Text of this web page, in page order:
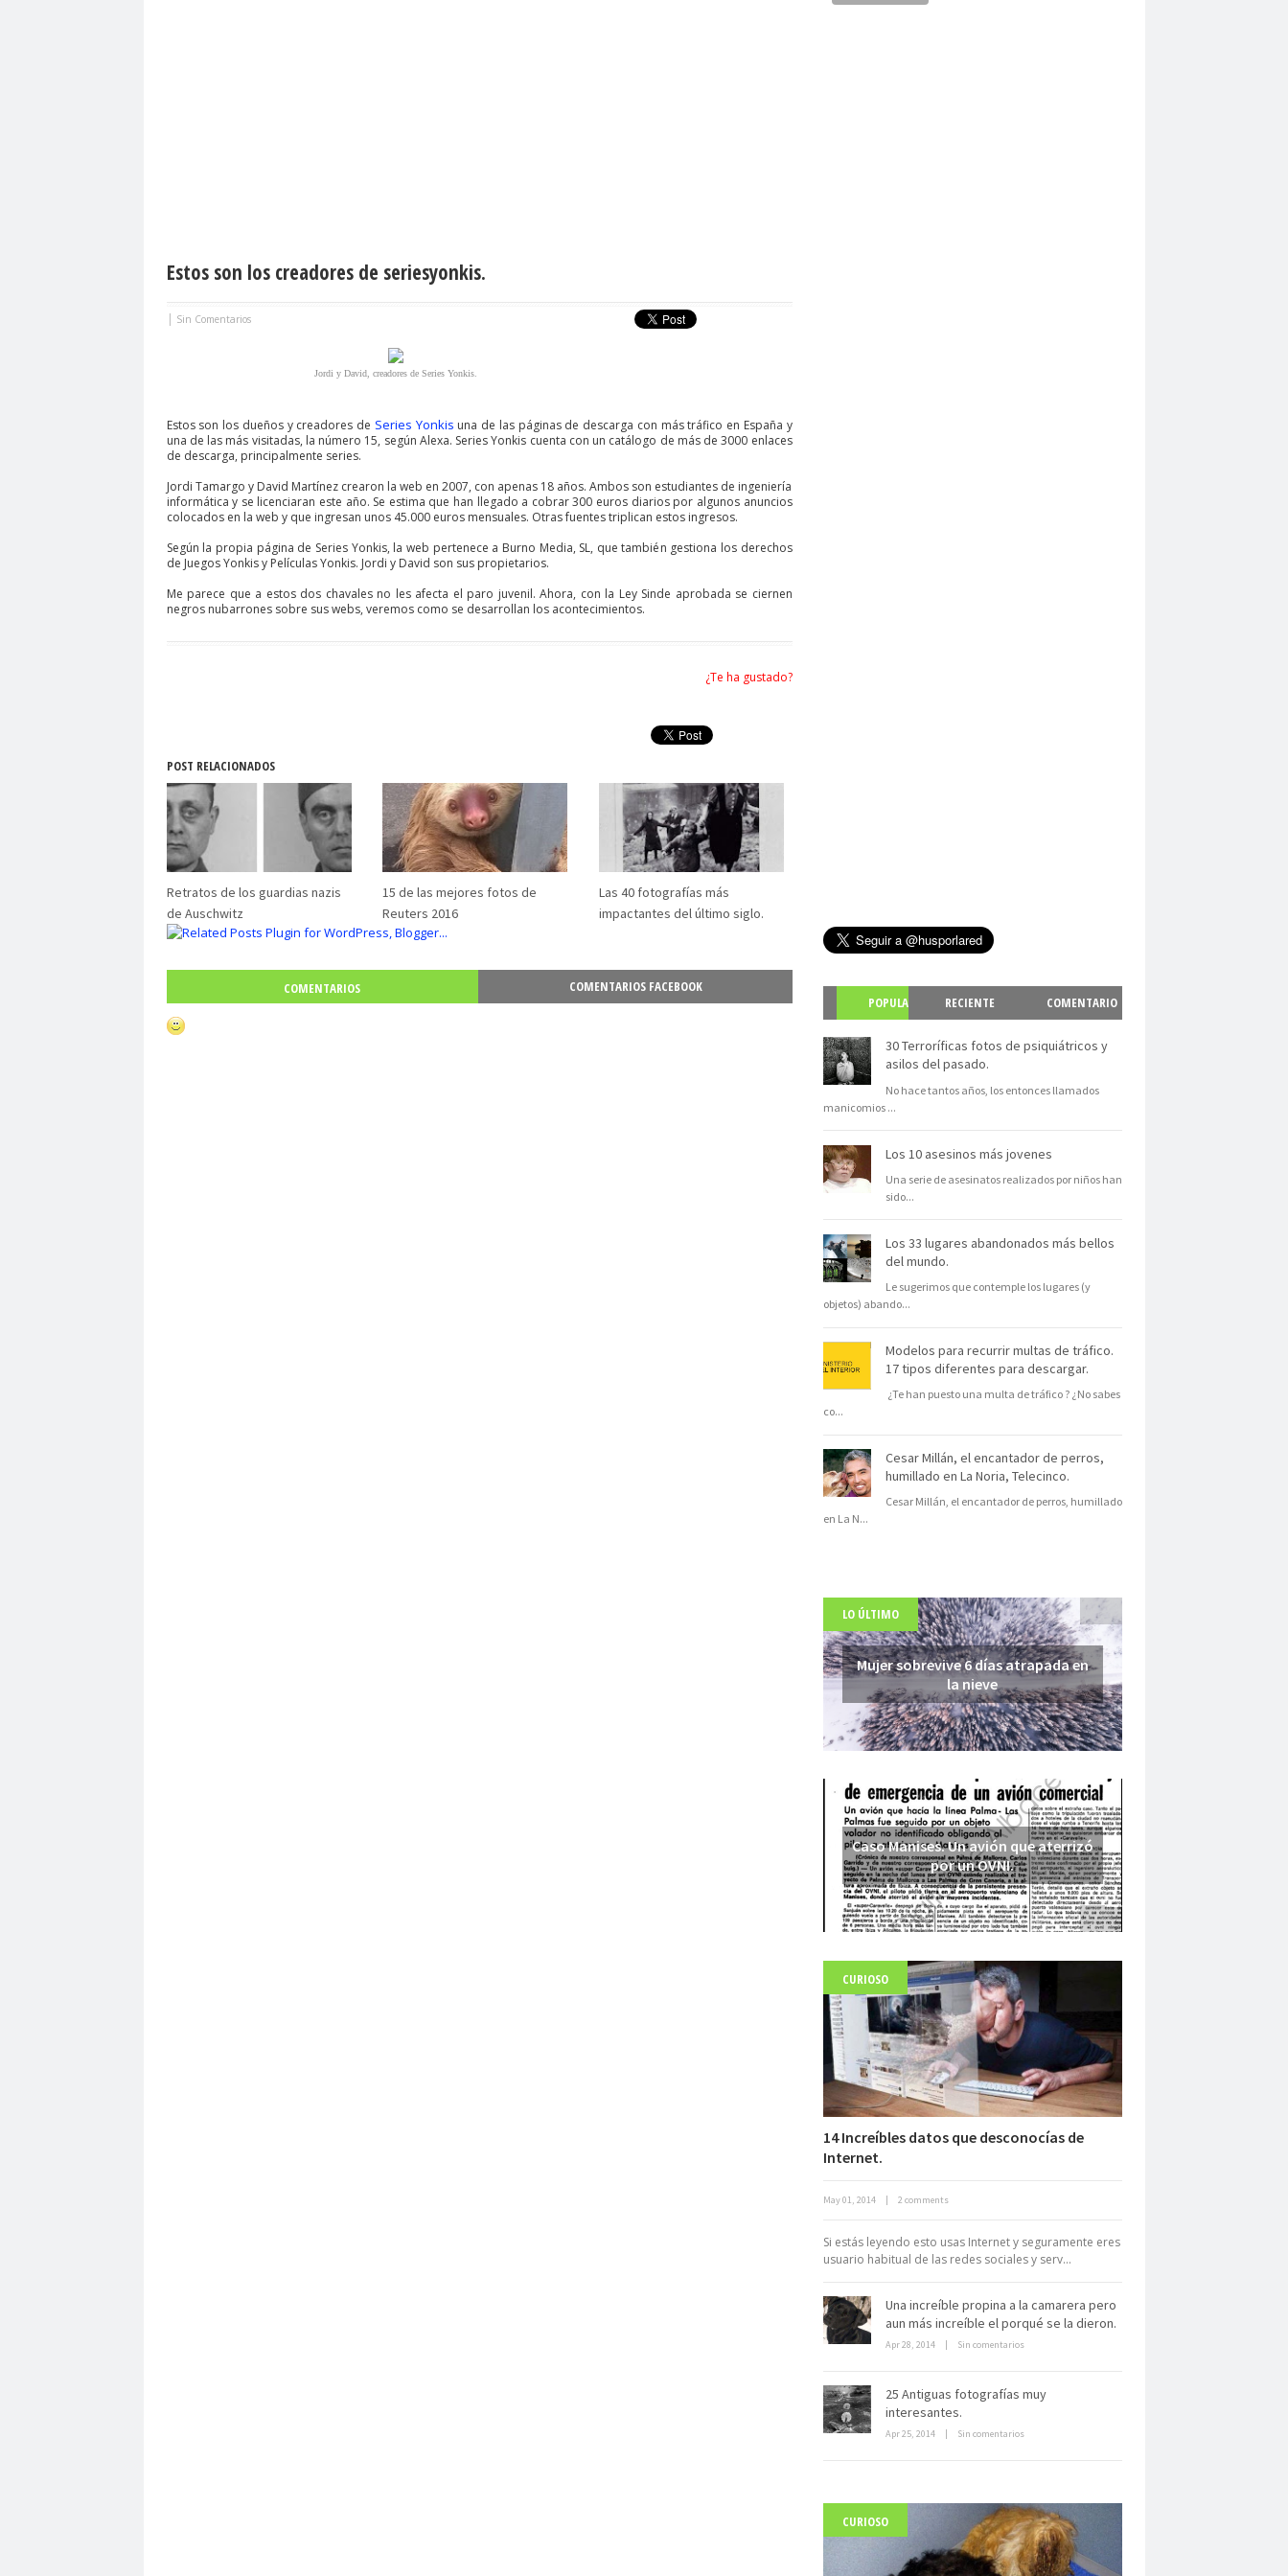
Estos son los creadores de seriesyonkis.
| Sin Comentarios
Jordi y David, creadores de Series Yonkis.
Estos son los dueños y creadores de Series Yonkis una de las páginas de descarga con más tráfico en España y
una de las más visitadas, la número 15, según Alexa. Series Yonkis cuenta con un catálogo de más de 3000 enlaces
de descarga, principalmente series.
Jordi Tamargo y David Martínez crearon la web en 2007, con apenas 18 años. Ambos son estudiantes de ingeniería
informática y se licenciaran este año. Se estima que han llegado a cobrar 300 euros diarios por algunos anuncios
colocados en la web y que ingresan unos 45.000 euros mensuales. Otras fuentes triplican estos ingresos.
Según la propia página de Series Yonkis, la web pertenece a Burno Media, SL, que también gestiona los derechos
de Juegos Yonkis y Películas Yonkis. Jordi y David son sus propietarios.
Me parece que a estos dos chavales no les afecta el paro juvenil. Ahora, con la Ley Sinde aprobada se ciernen
negros nubarrones sobre sus webs, veremos como se desarrollan los acontecimientos.
¿Te ha gustado?
POST RELACIONADOS
Retratos de los guardias nazis
de Auschwitz
15 de las mejores fotos de
Reuters 2016
Las 40 fotografías más
impactantes del último siglo.
COMENTARIOS COMENTARIOS FACEBOOK
POPULA
R
RECIENTE
COMENTARIO
S
30 Terroríficas fotos de psiquiátricos y
asilos del pasado.
No hace tantos años, los entonces llamados
manicomios ...
Los 10 asesinos más jovenes
Una serie de asesinatos realizados por niños han
sido...
Los 33 lugares abandonados más bellos
del mundo.
Le sugerimos que contemple los lugares (y
objetos) abando...
Modelos para recurrir multas de tráfico.
17 tipos diferentes para descargar.
¿Te han puesto una multa de tráfico ? ¿No sabes
co...
Cesar Millán, el encantador de perros,
humillado en La Noria, Telecinco.
Cesar Millán, el encantador de perros, humillado
en La N...
LO ÚLTIMO
Mujer sobrevive 6 días atrapada en
la nieve
Caso Manises. Un avión que aterrizó
por un OVNI.
Fuerte abandonado del siglo XIX
Neuromarketing: el uso de la
electrónico
Dentro de un manicomio
abandonado
Carlo Acutis, el beato incorrupto de
CURIOSO
14 Increíbles datos que desconocías de
Internet.
May 01, 2014 | 2 comments
Si estás leyendo esto usas Internet y seguramente eres
usuario habitual de las redes sociales y serv...
Una increíble propina a la camarera pero
aun más increíble el porqué se la dieron.
Apr 28, 2014 | Sin comentarios
25 Antiguas fotografías muy
interesantes.
Apr 25, 2014 | Sin comentarios
CURIOSO